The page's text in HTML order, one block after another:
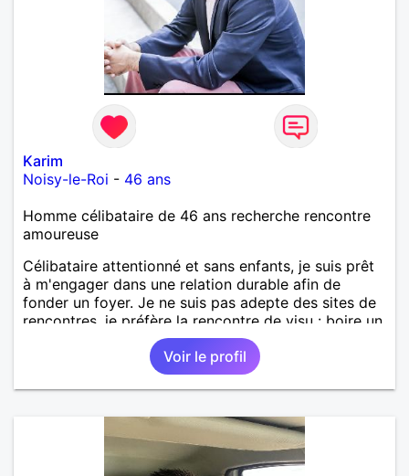
Karim
Noisy-le-Roi - 46 ans
Homme célibataire de 46 ans recherche rencontre
amoureuse
Célibataire attentionné et sans enfants, je suis prêt
à m'engager dans une relation durable afin de
fonder un foyer. Je ne suis pas adepte des sites de
rencontres, je préfère la rencontre de visu : boire un
verre ou un dîner pourquoi pas. Tu es plutôt italien
ou asiatique ? Côté professionnel, je m'épanouis
pleinement dans un groupe aéronautique après
avoir fait mes études d'ingénieur et de docteur à
l'art, la nature et qui soit attentive aux autres, à
l'environnement et curieuse du monde. PS. Je ne
ronfle pas 🙂
Voir le profil